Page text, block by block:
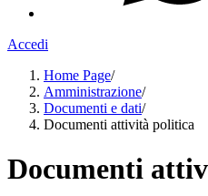
Accedi
Home Page/
Amministrazione/
Documenti e dati/
Documenti attività politica
Documenti